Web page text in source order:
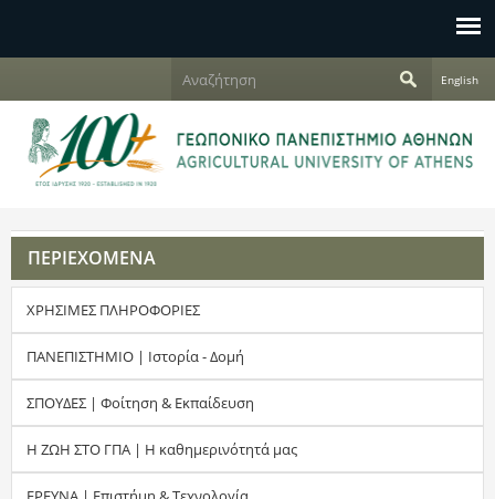
Φ
ό
μ
α
α
ν
α
ζ
ή
ζ
ή
τ
η
English
ΠΕΡΙΕΧΟΜΕΝΑ
ΧΡΗΣΙΜΕΣ ΠΛΗΡΟΦΟΡΙΕΣ
ΠΑΝΕΠΙΣΤΗΜΙΟ | Ιστορία - Δομή
ΣΠΟΥΔΕΣ | Φοίτηση & Εκπαίδευση
Η ΖΩΗ ΣΤΟ ΓΠΑ | Η καθημερινότητά μας